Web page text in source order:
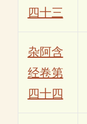
四十三
杂阿含
经卷第
四十四